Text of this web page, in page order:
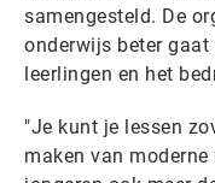
samengesteld. De
onderwijs beter
leerlingen en het
"Je kunt je lessen
maken van